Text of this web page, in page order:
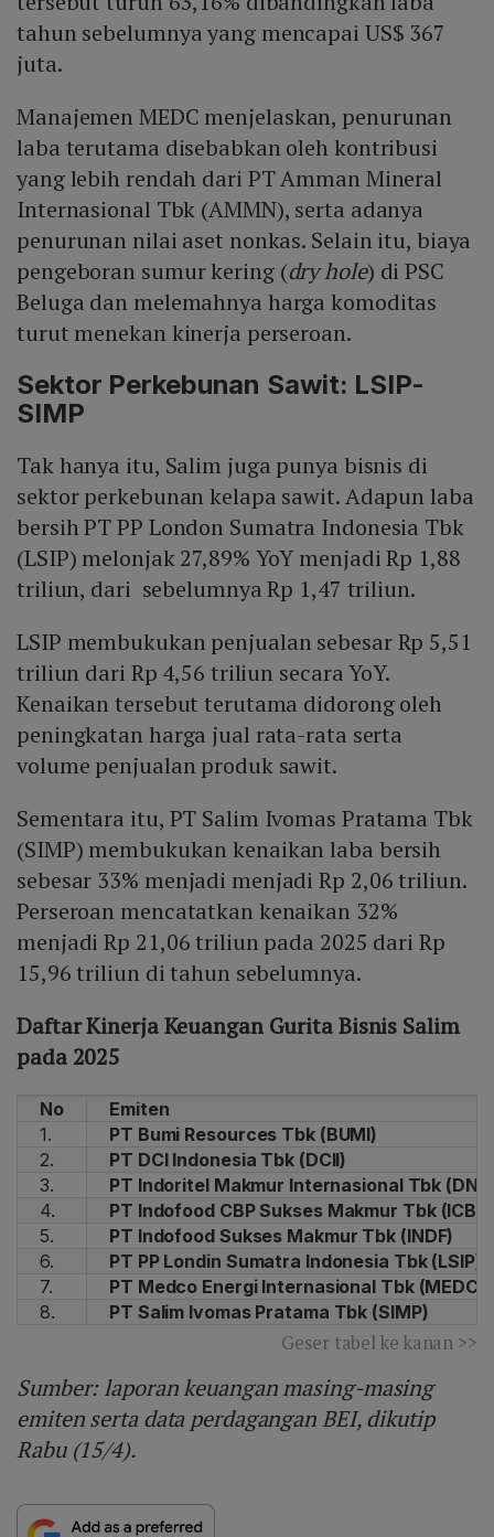
tahun sebelumnya yang mencapai US$ 367
juta.
Manajemen MEDC menjelaskan, penurunan
laba terutama disebabkan oleh kontribusi
yang lebih rendah dari PT Amman Mineral
Internasional Tbk (AMMN), serta adanya
penurunan nilai aset nonkas. Selain itu, biaya
pengeboran sumur kering (dryhole) di PSC
Beluga dan melemahnya harga komoditas
turut menekan kinerja perseroan.
Sektor Perkebunan Sawit: LSIP-
SIMP
Tak hanya itu, Salim juga punya bisnis di
sektor perkebunan kelapa sawit. Adapun laba
bersih PT PP London Sumatra Indonesia Tbk
(LSIP) melonjak 27,89% YoY menjadi Rp 1,88
triliun, dari sebelumnya Rp 1,47 triliun.
LSIP membukukan penjualan sebesar Rp 5,51
triliun dari Rp 4,56 triliun secara YoY.
Kenaikan tersebut terutama didorong oleh
peningkatan harga jual rata-rata serta
volume penjualan produk sawit.
Sementara itu, PT Salim Ivomas Pratama Tbk
(SIMP) membukukan kenaikan laba bersih
sebesar 33% menjadi menjadi Rp 2,06 triliun.
Perseroan mencatatkan kenaikan 32%
menjadi Rp 21,06 triliun pada 2025 dari Rp
15,96 triliun di tahun sebelumnya.
Daftar Kinerja Keuangan Gurita Bisnis Salim
pada 2025
No
Emiten
1.
PT Bumi Resources Tbk (BUMI)
2.
PT DCI Indonesia Tbk (DCII)
3.
PT Indoritel Makmur Internasional Tbk
4.
PT Indofood CBP Sukses Makmur Tbk (ICBP)
5.
PT Indofood Sukses Makmur Tbk (INDF)
6.
PT PP Londin Sumatra Indonesia Tbk (LSIP)
7.
PT Medco Energi Internasional Tbk (MEDC)
8.
PT Salim Ivomas Pratama Tbk (SIMP)
Geser tabel ke kanan >>
Sumber: laporan keuangan masing-masing
emiten serta data perdagangan BEI, dikutip
Rabu (15/4).